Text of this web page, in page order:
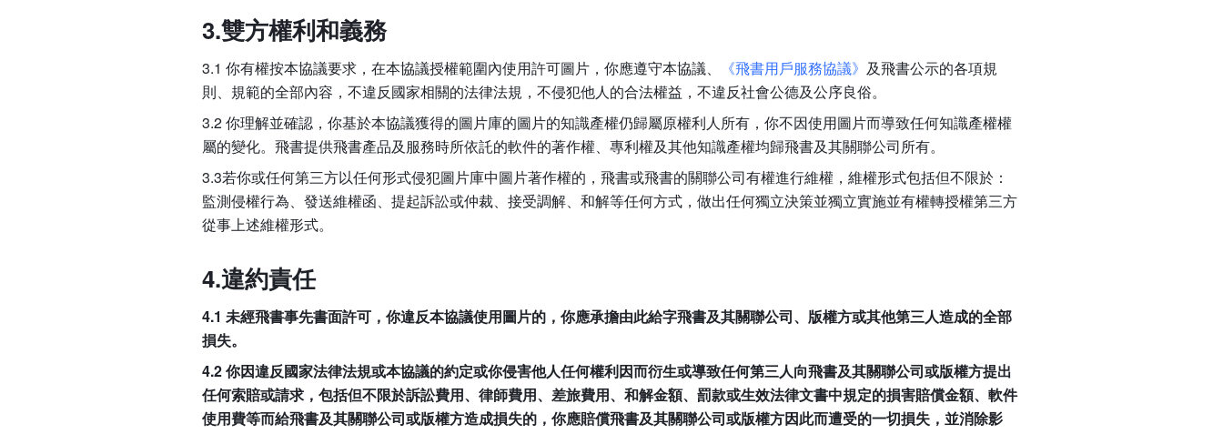
3.雙方權利和義務
3.1 你有權按本協議要求，在本協議授權範圍內使用許可圖片，你應遵守本協議、 《飛書用戶服務協議》 及飛書公示的各項規
則、規範的全部內容，不違反國家相關的法律法規，不侵犯他人的合法權益，不違反社會公德及公序良俗。
3.2 你理解並確認，你基於本協議獲得的圖片庫的圖片的知識產權仍歸屬原權利人所有，你不因使用圖片而導致任何知識產權權
屬的變化。飛書提供飛書產品及服務時所依託的軟件的著作權、專利權及其他知識產權均歸飛書及其關聯公司所有。
3.3若你或任何第三方以任何形式侵犯圖片庫中圖片著作權的，飛書或飛書的關聯公司有權進行維權，維權形式包括但不限於：
監測侵權行為、發送維權函、提起訴訟或仲裁、接受調解、和解等任何方式，做出任何獨立決策並獨立實施並有權轉授權第三方
從事上述維權形式。
4.違約責任
4.1 未經飛書事先書面許可，你違反本協議使用圖片的，你應承擔由此給字飛書及其關聯公司、版權方或其他第三人造成的全部
損失。
4.2 你因違反國家法律法規或本協議的約定或你侵害他人任何權利因而衍生或導致任何第三人向飛書及其關聯公司或版權方提出
任何索賠或請求，包括但不限於訴訟費用、律師費用、差旅費用、和解金額、罰款或生效法律文書中規定的損害賠償金額、軟件
使用費等而給飛書及其關聯公司或版權方造成損失的，你應賠償飛書及其關聯公司或版權方因此而遭受的一切損失，並消除影